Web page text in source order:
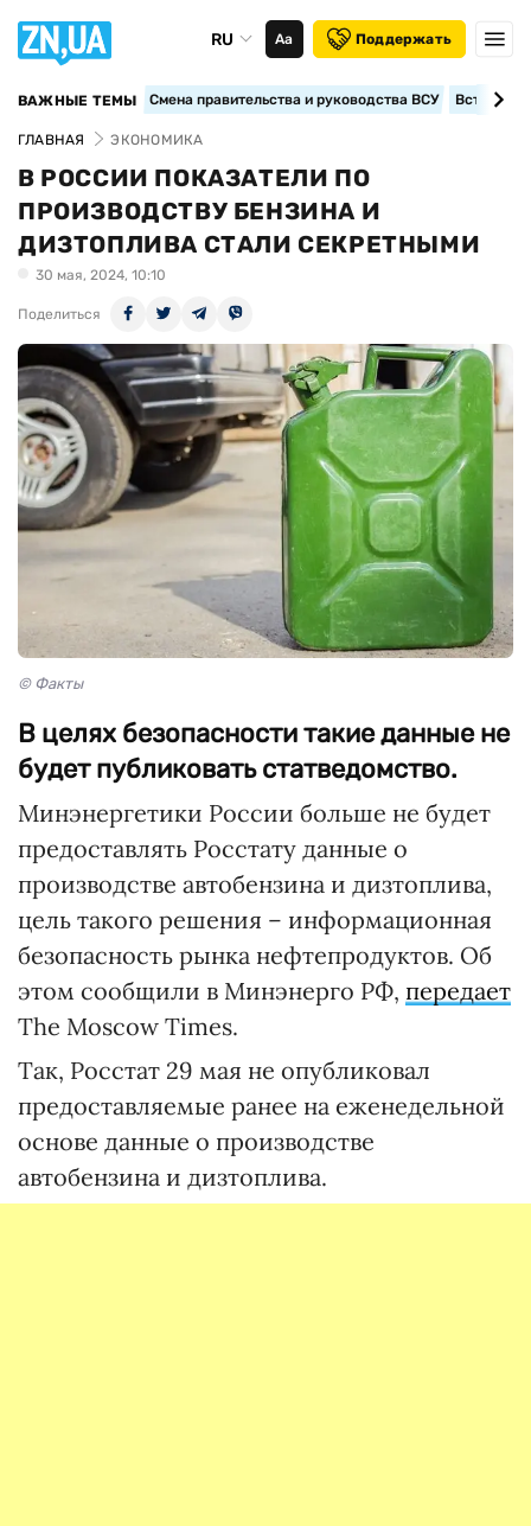
RU Аа Поддержать
ВАЖНЫЕ ТЕМЫ Смена правительства и руководства ВСУ
ГЛАВНАЯ ЭКОНОМИКА
В РОССИИ ПОКАЗАТЕЛИ ПО
ПРОИЗВОДСТВУ БЕНЗИНА И
ДИЗТОПЛИВА СТАЛИ СЕКРЕТНЫМИ
30 мая, 2024, 10:10
Поделиться
© Факты
В целях безопасности такие данные не
будет публиковать статведомство.
Минэнергетики России больше не будет
предоставлять Росстату данные о
производстве автобензина и дизтоплива,
цель такого решения – информационная
безопасность рынка нефтепродуктов. Об
этом сообщили в Минэнерго РФ, передает
The Moscow Times.
Так, Росстат 29 мая не опубликовал
предоставляемые ранее на еженедельной
основе данные о производстве
автобензина и дизтоплива.